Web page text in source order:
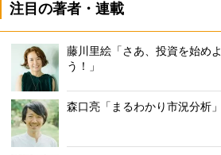
注目の著者・連載
藤川里絵「さあ、投資を始めよ
う！」
森口亮「まるわかり市況分析」